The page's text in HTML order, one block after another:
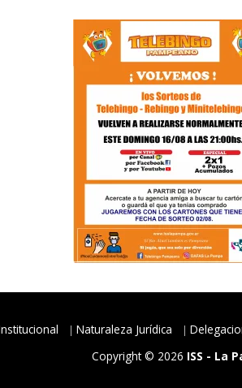
Naturaleza Jurídica
Copyright © 2026 ISS - La